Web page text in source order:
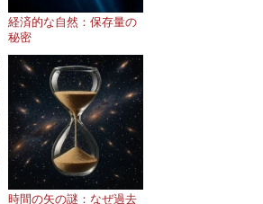
経済的な自然：保存量の
秘密
時間の矢の謎：なぜ過去